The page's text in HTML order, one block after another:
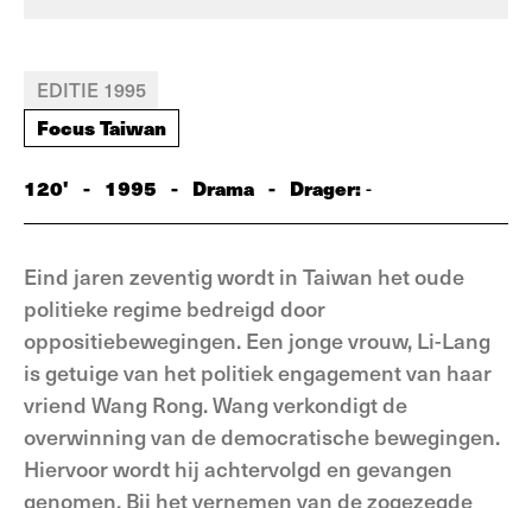
EDITIE 1995
Focus Taiwan
120' - 1995 - Drama - Drager:-
Eind jaren zeventig wordt in Taiwan het oude
politieke regime bedreigd door
oppositiebewegingen. Een jonge vrouw, Li-Lang
is getuige van het politiek engagement van haar
vriend Wang Rong. Wang verkondigt de
overwinning van de democratische bewegingen.
Hiervoor wordt hij achtervolgd en gevangen
genomen. Bij het vernemen van de zogezegde